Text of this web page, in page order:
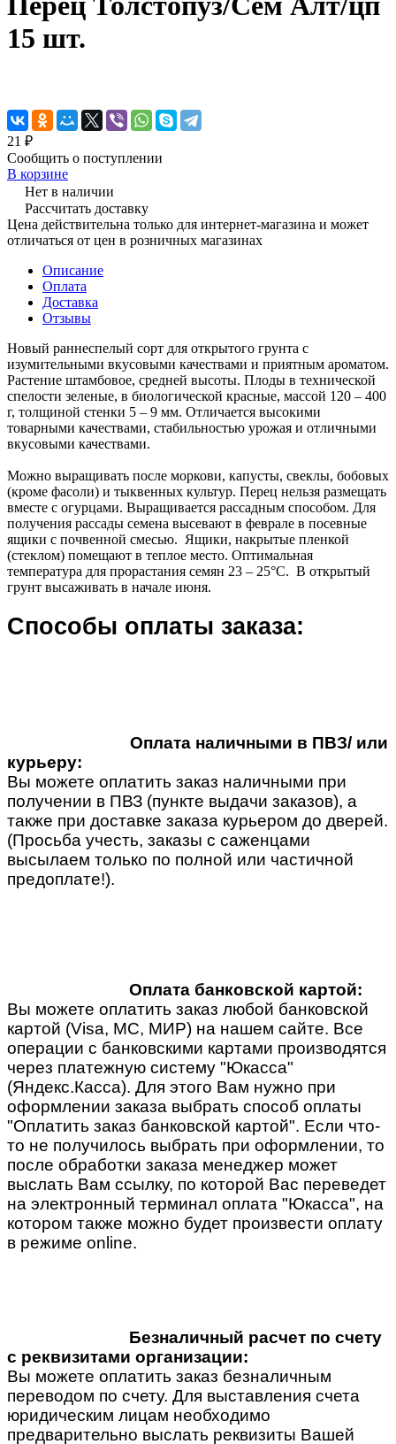
15 шт.
21 ₽
Сообщить о поступлении
В корзине
Нет в наличии
Рассчитать доставку
Цена действительна только для интернет-магазина и может
отличаться от цен в розничных магазинах
Описание
Оплата
Доставка
Отзывы
Новый раннеспелый сорт для открытого грунта с
изумительными вкусовыми качествами и приятным ароматом.
Растение штамбовое, средней высоты. Плоды в технической
спелости зеленые, в биологической красные, массой 120 – 400
г, толщиной стенки 5 – 9 мм. Отличается высокими
товарными качествами, стабильностью урожая и отличными
вкусовыми качествами.
Можно выращивать после моркови, капусты, свеклы, бобовых
(кроме фасоли) и тыквенных культур. Перец нельзя размещать
вместе с огурцами. Выращивается рассадным способом. Для
получения рассады семена высевают в феврале в посевные
ящики с почвенной смесью. Ящики, накрытые пленкой
(стеклом) помещают в теплое место. Оптимальная
температура для прорастания семян 23 – 25°С. В открытый
грунт высаживать в начале июня.
Способы оплаты заказа:
Оплата наличными в ПВЗ/ или
курьеру:
Вы можете оплатить заказ наличными при
получении в ПВЗ (пункте выдачи заказов), а
также при доставке заказа курьером до дверей.
(Просьба учесть, заказы с саженцами
высылаем только по полной или частичной
предоплате!).
Оплата банковской картой:
Вы можете оплатить заказ любой банковской
картой (Visa, MC, МИР) на нашем сайте. Все
операции с банковскими картами производятся
через платежную систему "Юкасса"
(Яндекс.Касса). Для этого Вам нужно при
оформлении заказа выбрать способ оплаты
"Оплатить заказ банковской картой". Если что-
то не получилось выбрать при оформлении, то
после обработки заказа менеджер может
выслать Вам ссылку, по которой Вас переведет
на электронный терминал оплата "Юкасса", на
котором также можно будет произвести оплату
в режиме online.
Безналичный расчет по счету
с реквизитами организации:
Вы можете оплатить заказ безналичным
переводом по счету. Для выставления счета
юридическим лицам необходимо
предварительно выслать реквизиты Вашей